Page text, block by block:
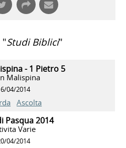
"Studi Biblici"
- 1 Pietro 5
Malispina
04/2014
Ascolta
Pasqua 2014
Varie
04/2014